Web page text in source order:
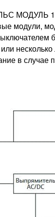
МОДУЛЬ
модули,
в случае